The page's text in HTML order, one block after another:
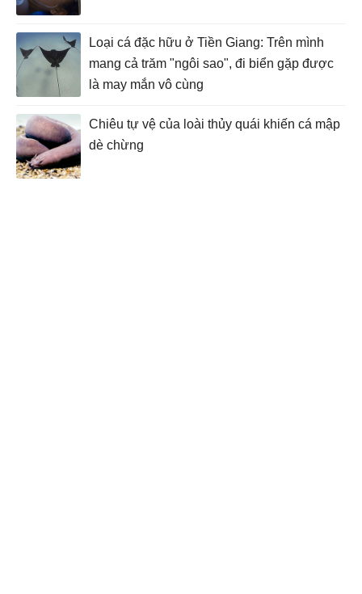
Loại cá đặc hữu ở Tiền Giang: Trên mình
mang cả trăm "ngôi sao", đi biển gặp được
là may mắn vô cùng
Chiêu tự vệ của loài thủy quái khiến cá mập
dè chừng